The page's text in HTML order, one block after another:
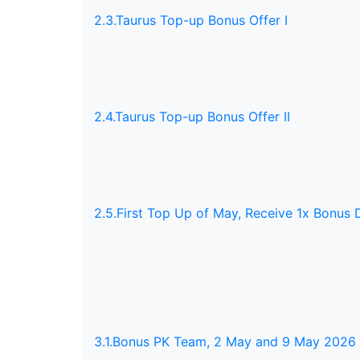
2.3.Taurus Top-up Bonus Offer I
2.4.Taurus Top-up Bonus Offer II
2.5.First Top Up of May, Receive 1x Bonus
3.1.Bonus PK Team, 2 May and 9 May 2026